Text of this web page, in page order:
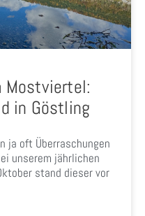
Mostviertel:
in Göstling
ja oft Überraschungen
unserem jährlichen
stand dieser vor